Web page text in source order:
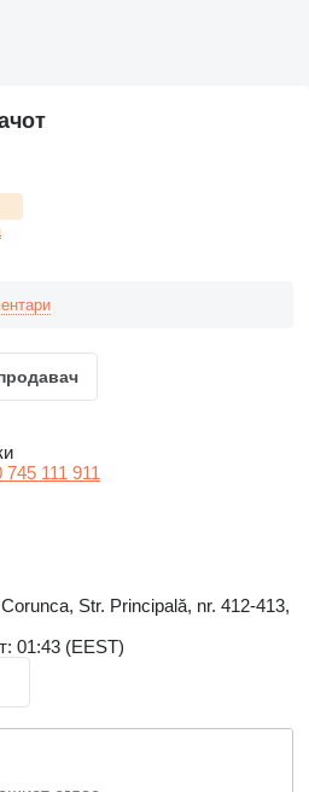
745 111 911
Str. Principală, nr. 412-413,
01:43 (EEST)